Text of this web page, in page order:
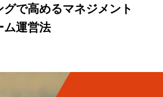
で高めるマネジメント
ム運営法